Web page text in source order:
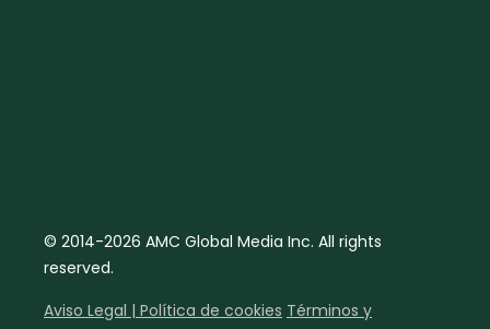
© 2014-2026 AMC Global Media Inc. All rights
reserved.
Aviso Legal | Política de cookies Términos y